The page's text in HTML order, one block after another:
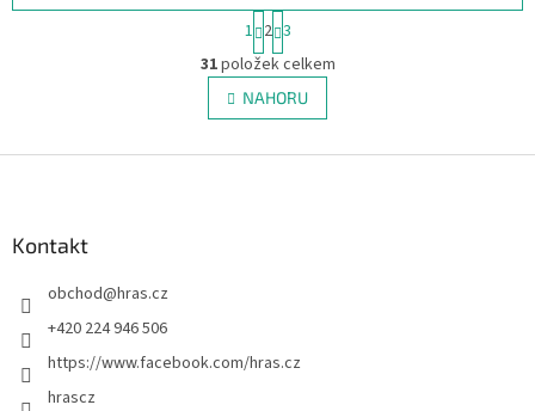
O
v
l
á
ý
S
t
r
á
n
k
v
1 2 3
31položek celkem
NAHORU
Kontakt
obchod@hras.cz
+420 224 946 506
https://www.facebook.com/hras.cz
hrascz